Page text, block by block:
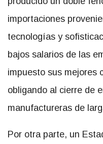
importaciones
tecnologías y
bajos salarios de las
impuesto sus mejores
obligando al cierre de
manufactureras de
Por otra parte, un